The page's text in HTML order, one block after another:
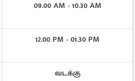
09.00 AM - 10.30 AM
12.00 PM - 01.30 PM
வடக்கு